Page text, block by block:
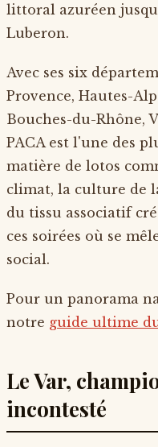
littoral azuréen
Luberon.
Avec ses six
Provence, Hautes-
Bouches-du-Rhône,
PACA est l'une des
matière de lotos
climat, la culture de
du tissu associatif
ces soirées où se
social.
Pour un panorama
notre guide ultime
Le Var,
incontesté